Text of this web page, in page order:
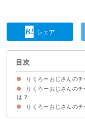
シェア
目次
りくろーおじさんの
りくろーおじさんの
りくろーおじさんの
りくろーおじさんの
りくろーおじさんの
は？
①夜に食べない
②よく噛んでゆっく
③間食は6〜8等分1
りくろーおじさんの